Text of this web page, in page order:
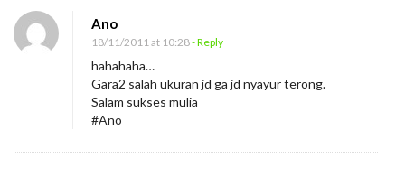
Ano
18/11/2011 at 10:28- Reply
hahahaha…
Gara2 salah ukuran jd ga jd nyayur terong.
Salam sukses mulia
#Ano